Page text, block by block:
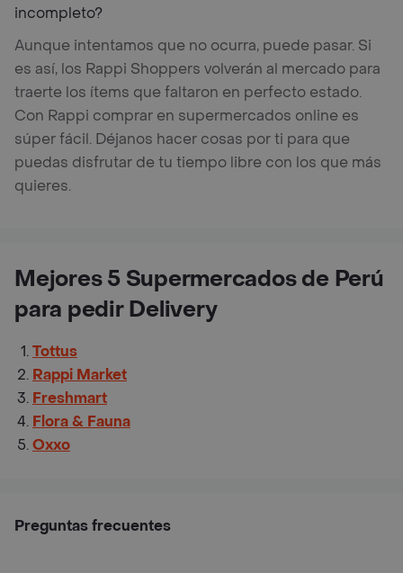
incompleto?
Aunque intentamos que no ocurra, puede pasar. Si
es así, los Rappi Shoppers volverán al mercado para
traerte los ítems que faltaron en perfecto estado.
Con Rappi comprar en supermercados online es
súper fácil. Déjanos hacer cosas por ti para que
puedas disfrutar de tu tiempo libre con los que más
quieres.
Mejores 5 Supermercados de Perú
para pedir Delivery
Tottus
Rappi Market
Freshmart
Flora & Fauna
Oxxo
Preguntas frecuentes